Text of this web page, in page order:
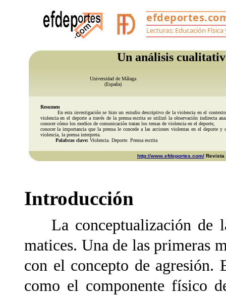
Un análisis
Universidad de Málaga
(España)
Resumen
En esta investigación se hizo un estudio descriptivo de la violencia en el contexto
violencia en el deporte a través de la prensa escrita se utilizó la observación indirecta
conocer cómo los medios de comunicación tratan los temas de violencia en el deporte,
conocer la importancia que la prensa le concede a las acciones violentas en el deporte
violencia, la prensa interpreta.
Palabras clave: Violencia. Deporte. Prensa escrita
http://www.efdeportes.com/Revista
Introducción
La conceptualización de
matices. Una de las primeras
con el concepto de agresión.
como el componente físico